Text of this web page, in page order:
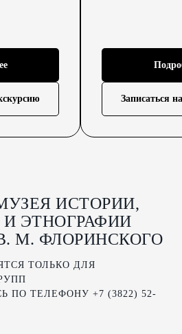
Записаться
ИСТОРИИ,
ЭТНОГРАФИИ
М. ФЛОРИНСКОГО
ТОЛЬКО ДЛЯ
ПО ТЕЛЕФОНУ +7 (3822) 52-